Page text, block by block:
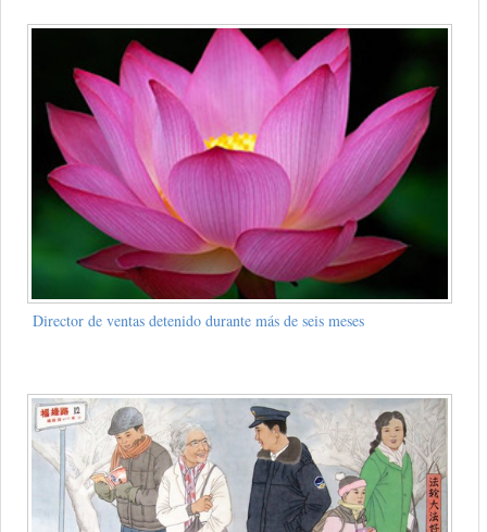
Director de ventas detenido durante más de seis meses